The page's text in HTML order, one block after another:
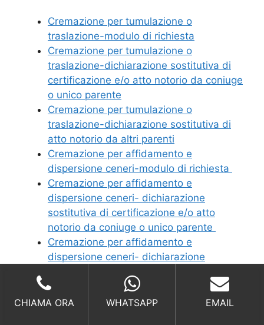
Cremazione per tumulazione o
traslazione-modulo di richiesta
Cremazione per tumulazione o
traslazione-dichiarazione sostitutiva di
certificazione e/o atto notorio da coniuge
o unico parente
Cremazione per tumulazione o
traslazione-dichiarazione sostitutiva di
atto notorio da altri parenti
Cremazione per affidamento e
dispersione ceneri-modulo di richiesta
Cremazione per affidamento e
dispersione ceneri- dichiarazione
sostitutiva di certificazione e/o atto
notorio da coniuge o unico parente
Cremazione per affidamento e
dispersione ceneri- dichiarazione
CHIAMA ORA WHATSAPP EMAIL